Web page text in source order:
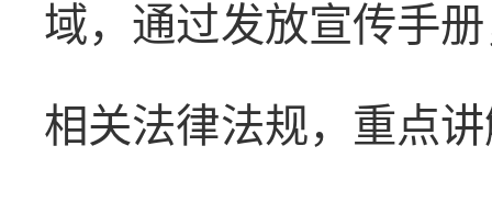
域，通过发放宣传手
相关法律法规，重点